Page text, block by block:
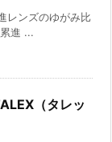
レンズのゆがみ比
進 ...
（タレッ